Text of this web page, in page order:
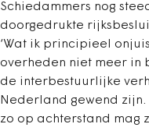
Schiedammers nog
doorgedrukte
‘Wat ik principieel
overheden niet meer in
de interbestuurlijke
Nederland gewend
zo op achterstand mag